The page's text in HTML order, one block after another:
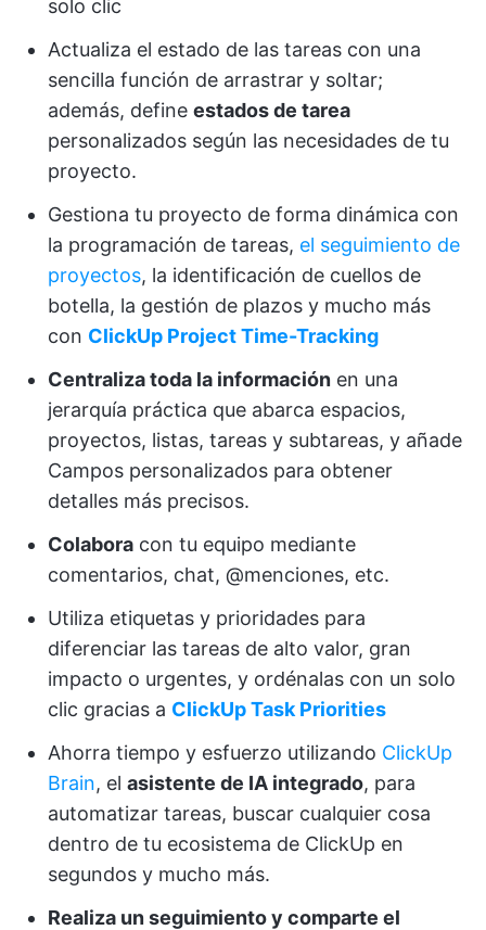
solo clic
Actualiza el estado de las tareas con una
sencilla función de arrastrar y soltar;
además, define estados de tarea
personalizados según las necesidades de tu
proyecto.
Gestiona tu proyecto de forma dinámica con
la programación de tareas, el seguimiento de
proyectos, la identificación de cuellos de
botella, la gestión de plazos y mucho más
con ClickUp Project Time-Tracking
Centraliza toda la información en una
jerarquía práctica que abarca espacios,
proyectos, listas, tareas y subtareas, y añade
Campos personalizados para obtener
detalles más precisos.
Colabora con tu equipo mediante
comentarios, chat, @menciones, etc.
Utiliza etiquetas y prioridades para
diferenciar las tareas de alto valor, gran
impacto o urgentes, y ordénalas con un solo
clic gracias a ClickUp Task Priorities
Ahorra tiempo y esfuerzo utilizando ClickUp
Brain, el asistente de IA integrado, para
automatizar tareas, buscar cualquier cosa
dentro de tu ecosistema de ClickUp en
segundos y mucho más.
Realiza un seguimiento y comparte el